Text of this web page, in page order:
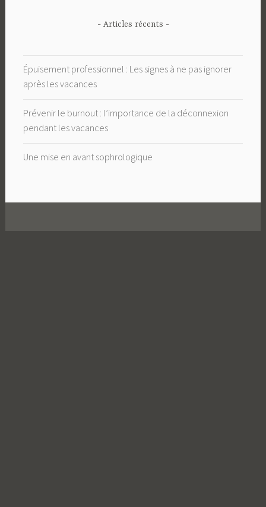
- Articles récents -
Épuisement professionnel : Les signes à ne pas ignorer
après les vacances
Prévenir le burnout : l’importance de la déconnexion
pendant les vacances
Une mise en avant sophrologique